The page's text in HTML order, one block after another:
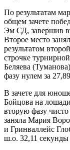
По результатам
общем зачете
Эм СД, завершив
Второе место
результатом
строчке
Беляева
фазу нулем за
В зачете для
Бойцова на
вторую фазу
заняла Мария
и Гринваллейс
ш.о. 32,11 секунды